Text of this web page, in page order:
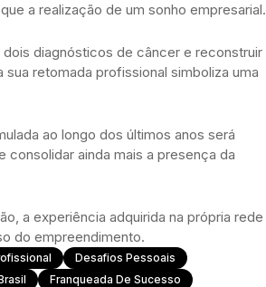
a realização de um sonho empresarial.
diagnósticos de câncer e reconstruir
retomada profissional simboliza uma
ao longo dos últimos anos será
consolidar ainda mais a presença da
a experiência adquirida na própria rede
do empreendimento.
Desafios Pessoais
Franqueada De Sucesso